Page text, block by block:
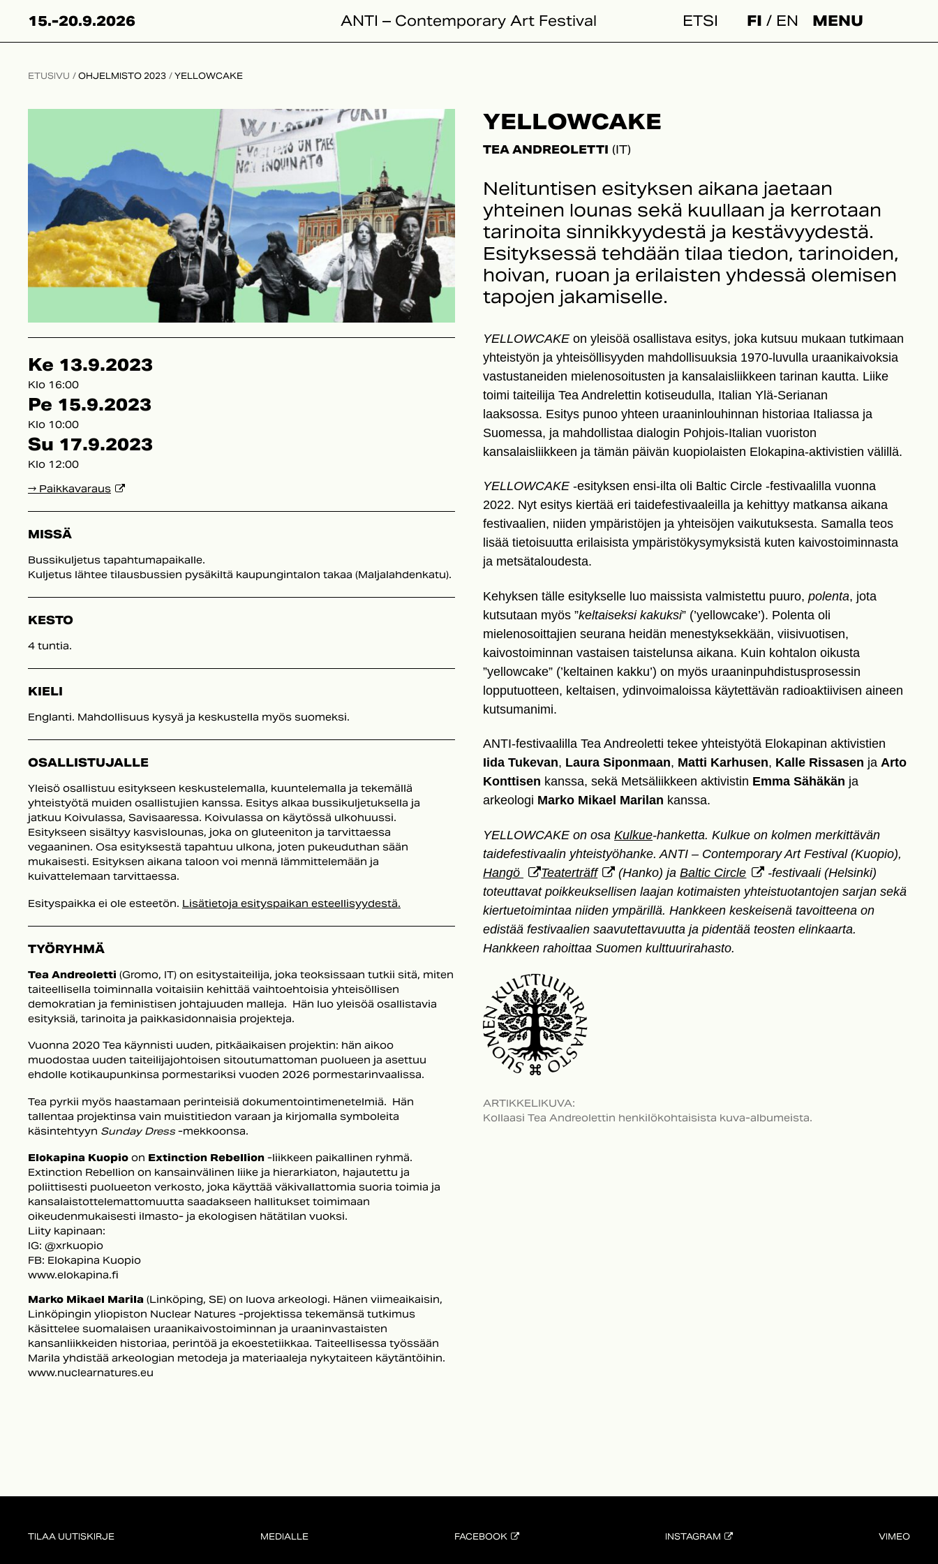
content
15.-20.9.2026 ANTI – Contemporary Art Festival FI EN MENU
ETUSIVU / OHJELMISTO 2023 / YELLOWCAKE
Ke 13.9.2023
Klo 16:00
Pe 15.9.2023
Klo 10:00
Su 17.9.2023
Klo 12:00
→ Paikkavaraus
MISSÄ
Bussikuljetus tapahtumapaikalle.
Kuljetus lähtee tilausbussien pysäkiltä kaupungintalon takaa (Maljalahdenkatu).
KESTO
4 tuntia.
KIELI
Englanti. Mahdollisuus kysyä ja keskustella myös suomeksi.
OSALLISTUJALLE
Yleisö osallistuu esitykseen keskustelemalla, kuuntelemalla ja tekemällä
yhteistyötä muiden osallistujien kanssa. Esitys alkaa bussikuljetuksella ja
jatkuu Koivulassa, Savisaaressa. Koivulassa on käytössä ulkohuussi.
Esitykseen sisältyy kasvislounas, joka on gluteeniton ja tarvittaessa
vegaaninen. Osa esityksestä tapahtuu ulkona, joten pukeuduthan sään
mukaisesti. Esityksen aikana taloon voi mennä lämmittelemään ja
kuivattelemaan tarvittaessa.
Esityspaikka ei ole esteetön. Lisätietoja esityspaikan esteellisyydestä.
TYÖRYHMÄ
Tea Andreoletti (Gromo, IT) on esitystaiteilija, joka teoksissaan tutkii sitä, miten
taiteellisella toiminnalla voitaisiin kehittää vaihtoehtoisia yhteisöllisen
demokratian ja feministisen johtajuuden malleja. Hän luo yleisöä osallistavia
esityksiä, tarinoita ja paikkasidonnaisia projekteja.
Vuonna 2020 Tea käynnisti uuden, pitkäaikaisen projektin: hän aikoo
muodostaa uuden taiteilijajohtoisen sitoutumattoman puolueen ja asettuu
ehdolle kotikaupunkinsa pormestariksi vuoden 2026 pormestarinvaalissa.
Tea pyrkii myös haastamaan perinteisiä dokumentointimenetelmiä. Hän
tallentaa projektinsa vain muistitiedon varaan ja kirjomalla symboleita
käsintehtyyn Sunday Dress-mekkoonsa.
Elokapina Kuopio on Extinction Rebellion -liikkeen paikallinen ryhmä.
Extinction Rebellion on kansainvälinen liike ja hierarkiaton, hajautettu ja
poliittisesti puolueeton verkosto, joka käyttää väkivallattomia suoria toimia ja
kansalaistottelemattomuutta saadakseen hallitukset toimimaan
oikeudenmukaisesti ilmasto- ja ekologisen hätätilan vuoksi.
Liity kapinaan:
IG: @xrkuopio
FB: Elokapina Kuopio
www.elokapina.fi
Marko Mikael Marila (Linköping, SE) on luova arkeologi. Hänen viimeaikaisin,
Linköpingin yliopiston Nuclear Natures -projektissa tekemänsä tutkimus
käsittelee suomalaisen uraanikaivostoiminnan ja uraaninvastaisten
kansanliikkeiden historiaa, perintöä ja ekoestetiikkaa. Taiteellisessa työssään
Marila yhdistää arkeologian metodeja ja materiaaleja nykytaiteen käytäntöihin.
www.nuclearnatures.eu
YELLOWCAKE
TEA ANDREOLETTI (IT)
Nelituntisen esityksen aikana jaetaan
yhteinen lounas sekä kuullaan ja kerrotaan
tarinoita sinnikkyydestä ja kestävyydestä.
Esityksessä tehdään tilaa tiedon, tarinoiden,
hoivan, ruoan ja erilaisten yhdessä olemisen
tapojen jakamiselle.
YELLOWCAKE on yleisöä osallistava esitys, joka kutsuu mukaan tutkimaan
yhteistyön ja yhteisöllisyyden mahdollisuuksia 1970-luvulla uraanikaivoksia
vastustaneiden mielenosoitusten ja kansalaisliikkeen tarinan kautta. Liike
toimi taiteilija Tea Andrelettin kotiseudulla, Italian Ylä-Serianan
laaksossa. Esitys punoo yhteen uraaninlouhinnan historiaa Italiassa ja
Suomessa, ja mahdollistaa dialogin Pohjois-Italian vuoriston
kansalaisliikkeen ja tämän päivän kuopiolaisten Elokapina-aktivistien välillä.
YELLOWCAKE -esityksen ensi-ilta oli Baltic Circle -festivaalilla vuonna
2022. Nyt esitys kiertää eri taidefestivaaleilla ja kehittyy matkansa aikana
festivaalien, niiden ympäristöjen ja yhteisöjen vaikutuksesta. Samalla teos
lisää tietoisuutta erilaisista ympäristökysymyksistä kuten kaivostoiminnasta
ja metsätaloudesta.
Kehyksen tälle esitykselle luo maissista valmistettu puuro, polenta, jota
kutsutaan myös ”keltaiseksi kakuksi” (’yellowcake’). Polenta oli
mielenosoittajien seurana heidän menestyksekkään, viisivuotisen,
kaivostoiminnan vastaisen taistelunsa aikana. Kuin kohtalon oikusta
”yellowcake” (’keltainen kakku’) on myös uraaninpuhdistusprosessin
lopputuotteen, keltaisen, ydinvoimaloissa käytettävän radioaktiivisen aineen
kutsumanimi.
ANTI-festivaalilla Tea Andreoletti tekee yhteistyötä Elokapinan aktivistien
Iida Tukevan, Laura Siponmaan, Matti Karhusen, Kalle Rissasen ja Arto
Konttisen kanssa, sekä Metsäliikkeen aktivistin Emma Sähäkän ja
arkeologi Marko Mikael Marilan kanssa.
YELLOWCAKE on osa Kulkue-hanketta. Kulkue on kolmen merkittävän
taidefestivaalin yhteistyöhanke. ANTI – Contemporary Art Festival (Kuopio),
Hangö
Teaterträff (Hanko) jaBaltic Circle
-festivaali (Helsinki)
toteuttavat poikkeuksellisen laajan kotimaisten yhteistuotantojen sarjan sekä
kiertuetoimintaa niiden ympärillä. Hankkeen keskeisenä tavoitteena on
edistää festivaalien saavutettavuutta ja pidentää teosten elinkaarta.
Hankkeen rahoittaa Suomen kulttuurirahasto.
ARTIKKELIKUVA:
Kollaasi Tea Andreolettin henkilökohtaisista kuva-albumeista.
TILAA UUTISKIRJE MEDIALLE FACEBOOK INSTAGRAM VIMEO